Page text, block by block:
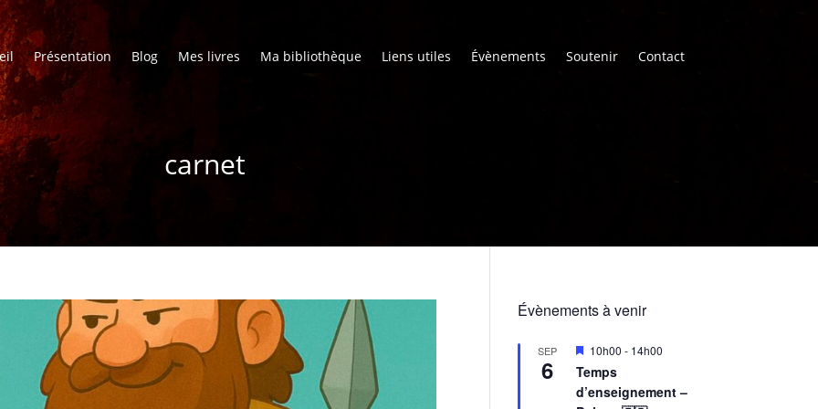
Présentation Blog Mes livres Ma bibliothèque Liens utiles Évènements Soutenir Contact
carnet
Évènements à venir
SEP
6
M
s
e
10h00 - 14h00
Temps
d’enseignement –